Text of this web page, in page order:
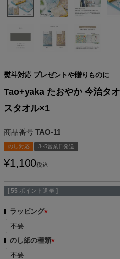
熨斗対応 プレゼントや贈りものに
Tao+yaka たおやか 今治タ
スタオル×1
商品番号 TAO-11
のし対応 3~5営業日発送
¥1,100税込
[ 55 ポイント進呈 ]
ラッピング
必
須
のし紙の種類